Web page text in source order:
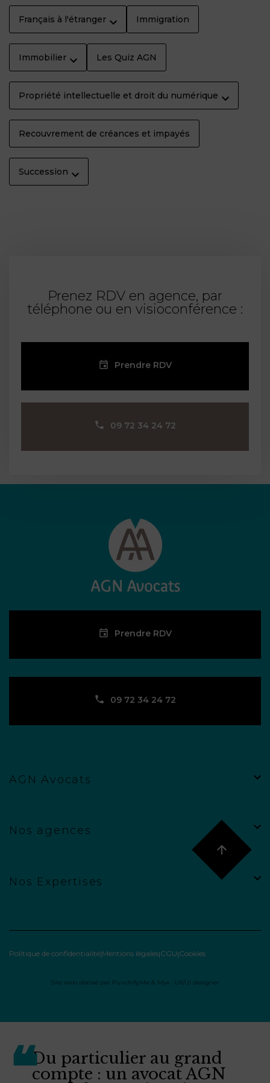
Français à l'étranger Immigration
Immobilier Les Quiz AGN
Propriété intellectuelle et droit du numérique
Recouvrement de créances et impayés
Succession
Prenez RDV en agence, par
téléphone ou en visioconférence :
Prendre RDV
09 72 34 24 72
Prendre RDV
09 72 34 24 72
AGN Avocats
Nos agences
Nos Expertises
Politique de confidentialité Mentions légales CGU Cookies
Site web réalisé par Punchify.Me & Myx : UX/UI designer
Du particulier au grand
compte : un avocat AGN